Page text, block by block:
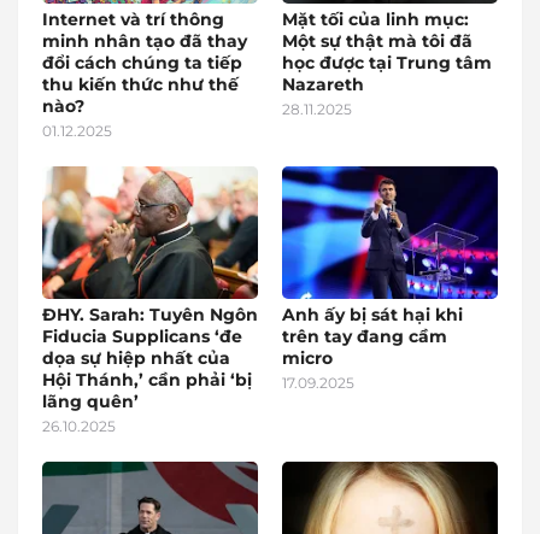
Internet và trí thông
minh nhân tạo đã thay
đổi cách chúng ta tiếp
thu kiến thức như thế
nào?
01.12.2025
Mặt tối của linh mục:
Một sự thật mà tôi đã
học được tại Trung tâm
Nazareth
28.11.2025
ĐHY. Sarah: Tuyên Ngôn
Fiducia Supplicans ‘đe
dọa sự hiệp nhất của
Hội Thánh,’ cần phải ‘bị
lãng quên’
26.10.2025
Anh ấy bị sát hại khi
trên tay đang cầm
micro
17.09.2025